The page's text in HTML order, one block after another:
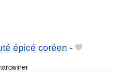
épicé coréen -